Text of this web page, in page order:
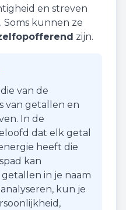
en streven
Soms kunnen ze
zijn.
van de
van getallen en
In de
dat elk getal
heeft die
kan
in je naam
kun je